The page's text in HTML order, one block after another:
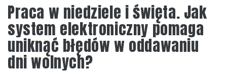
Praca w niedziele i święta. Jak
system elektroniczny pomaga
uniknąć błędów w oddawaniu
dni wolnych?